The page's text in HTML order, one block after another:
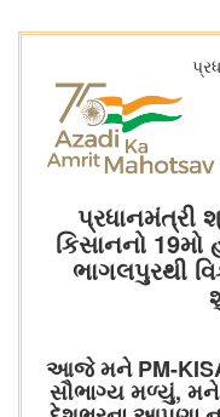
પ્રધાનમંત્રી
કિસાનનો 19મો
ભાગલપુરથી
આજે મને PM-
સૌભાગ્ય મળ્યું,